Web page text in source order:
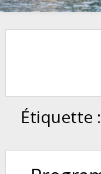
Étiquette :